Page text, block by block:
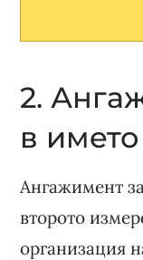
2.
в
Ангажимент
второто
организация